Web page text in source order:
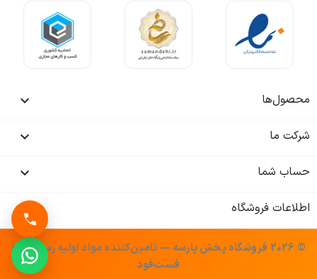
محصول‌ها 
شرکت ما 
حساب شما 
اطلاعات فروشگاه keyboard_arrow_down
© 2026 فروشگاه پخش پارسه — تامین‌کننده مواد اولیه رستوران و
فست‌فود